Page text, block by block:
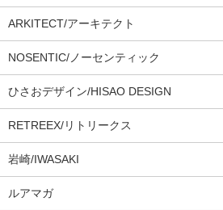
ARKITECT/アーキテクト
NOSENTIC/ノーセンティック
ひさおデザイン/HISAO DESIGN
RETREEX/リトリークス
岩崎/IWASAKI
ルアマガ